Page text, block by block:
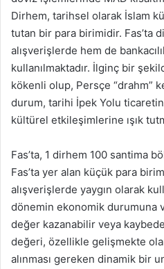
Dirhem, tarihsel olarak İslam
tutan bir para birimidir. Fas’ta
alışverişlerde hem de
kullanılmaktadır. İlginç bir
kökenli olup, Persçe “drahm”
durum, tarihi İpek Yolu
kültürel etkileşimlerine ışık
Fas’ta, 1 dirhem 100 santima
Fas’ta yer alan küçük para
alışverişlerde yaygın olarak
dönemin ekonomik durumuna
değer kazanabilir veya
değeri, özellikle gelişmekte
alınması gereken dinamik bir